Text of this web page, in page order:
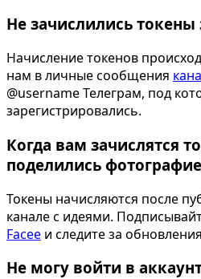
Не зачислились токены
Начисление токенов
нам в личные сообщения
@username Телеграм, под
зарегистрировались.
Когда вам зачислятся
поделились
Токены начисляются после
канале с идеями.
Facee и следите за
Не могу войти в